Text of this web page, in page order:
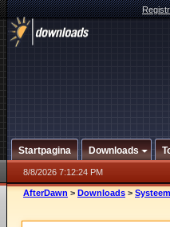
Startpagina Downloads
8/8/2026 7:12:24 PM
AfterDawn > Downloads >